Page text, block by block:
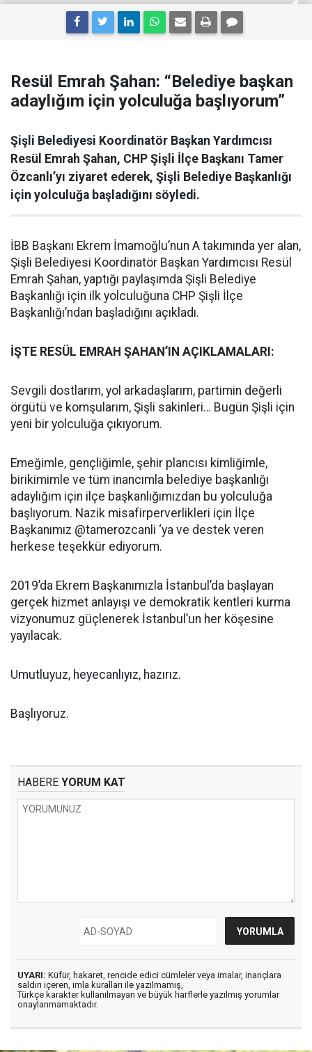
Resül Emrah Şahan: “Belediye başkan
adaylığım için yolculuğa başlıyorum”
Şişli Belediyesi Koordinatör Başkan Yardımcısı
Resül Emrah Şahan, CHP Şişli İlçe Başkanı Tamer
Özcanlı’yı ziyaret ederek, Şişli Belediye Başkanlığı
için yolculuğa başladığını söyledi.
İBB Başkanı Ekrem İmamoğlu’nun A takımında yer alan,
Şişli Belediyesi Koordinatör Başkan Yardımcısı Resül
Emrah Şahan, yaptığı paylaşımda Şişli Belediye
Başkanlığı için ilk yolculuğuna CHP Şişli İlçe
Başkanlığı’ndan başladığını açıkladı.
İŞTE RESÜL EMRAH ŞAHAN’IN AÇIKLAMALARI:
Sevgili dostlarım, yol arkadaşlarım, partimin değerli
örgütü ve komşularım, Şişli sakinleri… Bugün Şişli için
yeni bir yolculuğa çıkıyorum.
Emeğimle, gençliğimle, şehir plancısı kimliğimle,
birikimimle ve tüm inancımla belediye başkanlığı
adaylığım için ilçe başkanlığımızdan bu yolculuğa
başlıyorum. Nazik misafirperverlikleri için İlçe
Başkanımız @tamerozcanli ‘ya ve destek veren
herkese teşekkür ediyorum.
2019’da Ekrem Başkanımızla İstanbul’da başlayan
gerçek hizmet anlayışı ve demokratik kentleri kurma
vizyonumuz güçlenerek İstanbul’un her köşesine
yayılacak.
Umutluyuz, heyecanlıyız, hazırız.
Başlıyoruz.
HABERE YORUM KAT
UYARI: Küfür, hakaret, rencide edici cümleler veya imalar, inançlara
saldırı içeren, imla kuralları ile yazılmamış,
Türkçe karakter kullanılmayan ve büyük harflerle yazılmış yorumlar
onaylanmamaktadır.